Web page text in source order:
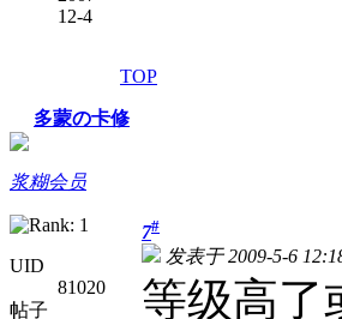
12-4
TOP
多蒙の卡修
浆糊会员
UID
81020
帖子
7#
发表于 2009-5-6
等级高了